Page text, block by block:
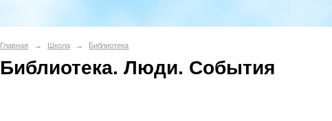
Главная → Школа → Библиотека
Библиотека. Люди. События